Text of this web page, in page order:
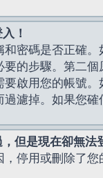
！
密碼是否正確
的步驟。第二
啟用您的帳號
濾掉。如果您確
但是現在卻無法
停用或刪除了